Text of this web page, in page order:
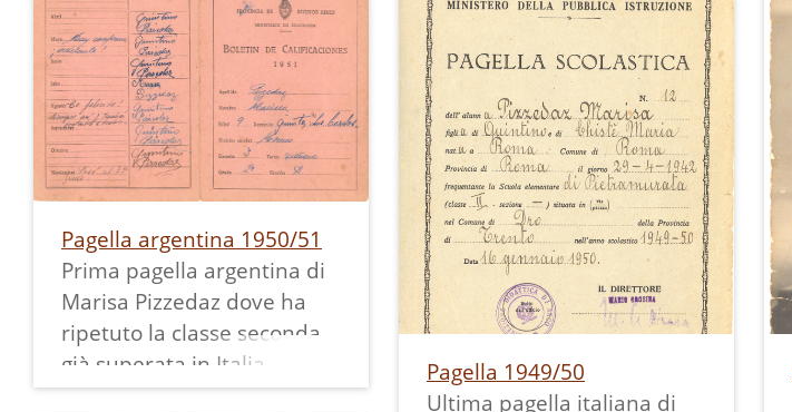
Pagella argentina 1950/51
Prima pagella argentina di
Marisa Pizzedaz dove ha
ripetuto la classe seconda
già superata in Italia.
Misura 17x12,5 cm ed ha 4
Pagella 1949/50
Ultima pagella italiana di